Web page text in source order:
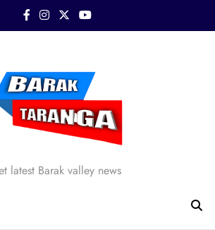
Taranga
latest Barak valley news